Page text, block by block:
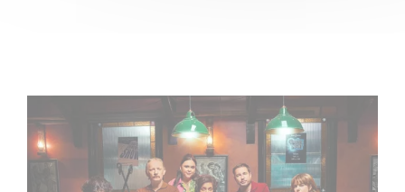
Wenn gebrochene Herzen Rache wollen: Willkommen im
Revenge Club.